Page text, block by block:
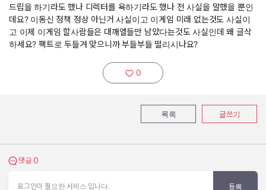
드립을 하기라도 했나 디렉터를 욕하기라도 했나 전 사실을 말했을 뿐인
데요? 이동신 정책 정상 아닌거 사실이고 이게임 미래 없는것도 사실이
고 이제 이게임 할사람들은 대깨엘들만 남았다는것도 사실인데 왜 글삭
하세요? 팩트로 두들겨 맞으니까 부들부들 떨리시나요?
추천하기:
0
목록 글쓰기
댓글 보기
댓글 0
로그인이 필요한 서비스 입니다. 등록